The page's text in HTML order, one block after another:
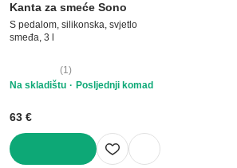
Kanta za smeće Sono
S pedalom, silikonska, svjetlo
smeđa, 3 l
(1)
Na skladištu
Posljednji komad
63 €